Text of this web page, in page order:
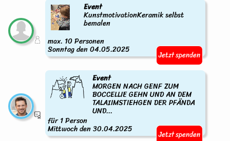
Event
KunstmotivationKeramik selbst
bemalen
max. 10 Personen
Sonntag den 04.05.2025 Jetzt spenden
Event
MORGEN NACH GENF ZUM
BOCCELLIE GEHN UND AN DEM
TALAIIMSTIEHGEN DER PFÄNDA
UND...
für 1 Person
Mittwoch den 30.04.2025 Jetzt spenden